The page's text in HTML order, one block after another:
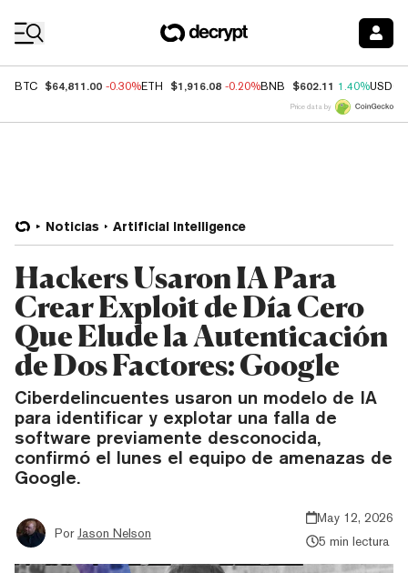
BTC $64,811.00 -0.30%ETH $1,916.08 -0.20%BNB $602.11 1.40%USDC
Price data by
Noticias Artificial Intelligence
Hackers Usaron IA Para
Crear Exploit de Día Cero
Que Elude la Autenticación
de Dos Factores: Google
Ciberdelincuentes usaron un modelo de IA
para identificar y explotar una falla de
software previamente desconocida,
confirmó el lunes el equipo de amenazas de
Google.
Por Jason Nelson
May 12, 2026
5 min lectura